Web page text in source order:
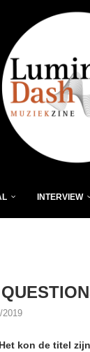
INTERVIEW
2019
kon de titel